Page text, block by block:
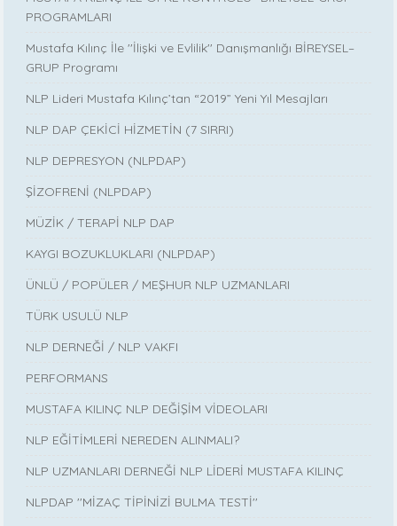
PROGRAMLARI
Mustafa Kılınç İle ''İlişki ve Evlilik'' Danışmanlığı BİREYSEL–
GRUP Programı
NLP Lideri Mustafa Kılınç’tan “2019” Yeni Yıl Mesajları
NLP DAP ÇEKİCİ HİZMETİN (7 SIRRI)
NLP DEPRESYON (NLPDAP)
ŞİZOFRENİ (NLPDAP)
MÜZİK / TERAPİ NLP DAP
KAYGI BOZUKLUKLARI (NLPDAP)
ÜNLÜ / POPÜLER / MEŞHUR NLP UZMANLARI
TÜRK USULÜ NLP
NLP DERNEĞİ / NLP VAKFI
PERFORMANS
MUSTAFA KILINÇ NLP DEĞİŞİM VİDEOLARI
NLP EĞİTİMLERİ NEREDEN ALINMALI?
NLP UZMANLARI DERNEĞİ NLP LİDERİ MUSTAFA KILINÇ
NLPDAP ''MİZAÇ TİPİNİZİ BULMA TESTİ''